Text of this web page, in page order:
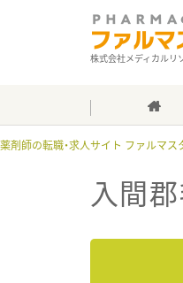
株式会社メディカルリ
薬剤師の転職・求人サイト ファルマス
入間